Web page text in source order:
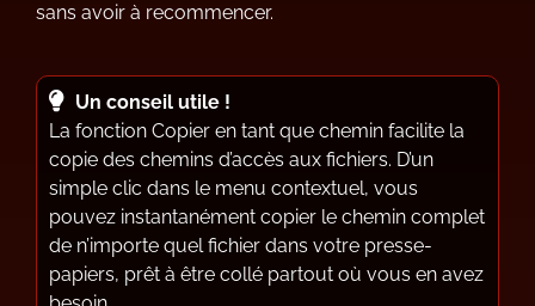
sans avoir à recommencer.
Un conseil utile !
La fonction Copier en tant que chemin facilite la
copie des chemins d’accès aux fichiers. D’un
simple clic dans le menu contextuel, vous
pouvez instantanément copier le chemin complet
de n’importe quel fichier dans votre presse-
papiers, prêt à être collé partout où vous en avez